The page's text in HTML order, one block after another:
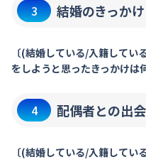
3 結婚のきっかけ
〔(結婚している/入籍して
をしようと思ったきっかけは
4 配偶者との出
〔(結婚している/入籍して